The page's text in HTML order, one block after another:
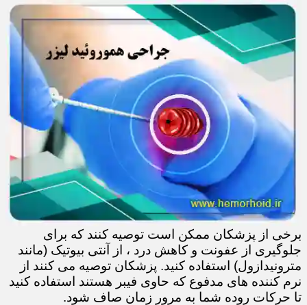
برخی از پزشکان ممکن است توصیه کنند که برای
جلوگیری از عفونت و کاهش درد ، از آنتی بیوتیک (مانند
مترونیدازول) استفاده کنید. پزشکان توصیه می کنند از
نرم کننده های مدفوع که حاوی فیبر هستند استفاده کنید
تا حرکات روده شما به مرور زمان صاف شود.